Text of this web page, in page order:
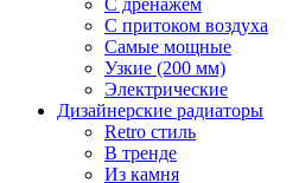
С притоком воздуха
Самые мощные
Узкие (200 мм)
Электрические
Дизайнерские радиаторы
Retro стиль
В тренде
Из камня